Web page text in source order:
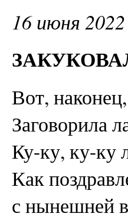
16 июня 2022
Вот,
Заговорила
Ку-ку, ку-ку
Как
с нынешней